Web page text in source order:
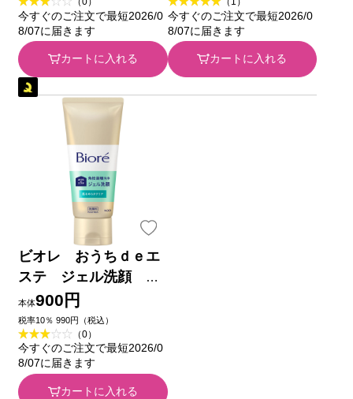
今すぐのご注文で最短2026/0
8/07に届きます
カートに入れる
今すぐのご注文で最短2026/0
8/07に届きます
カートに入れる
ビオレ おうちｄｅエ
ステ ジェル洗顔 肌
なめらかクリア １８０
ｇ 花王
本体900円
税率10％ 990円（税込）
（0）
今すぐのご注文で最短2026/0
8/07に届きます
カートに入れる